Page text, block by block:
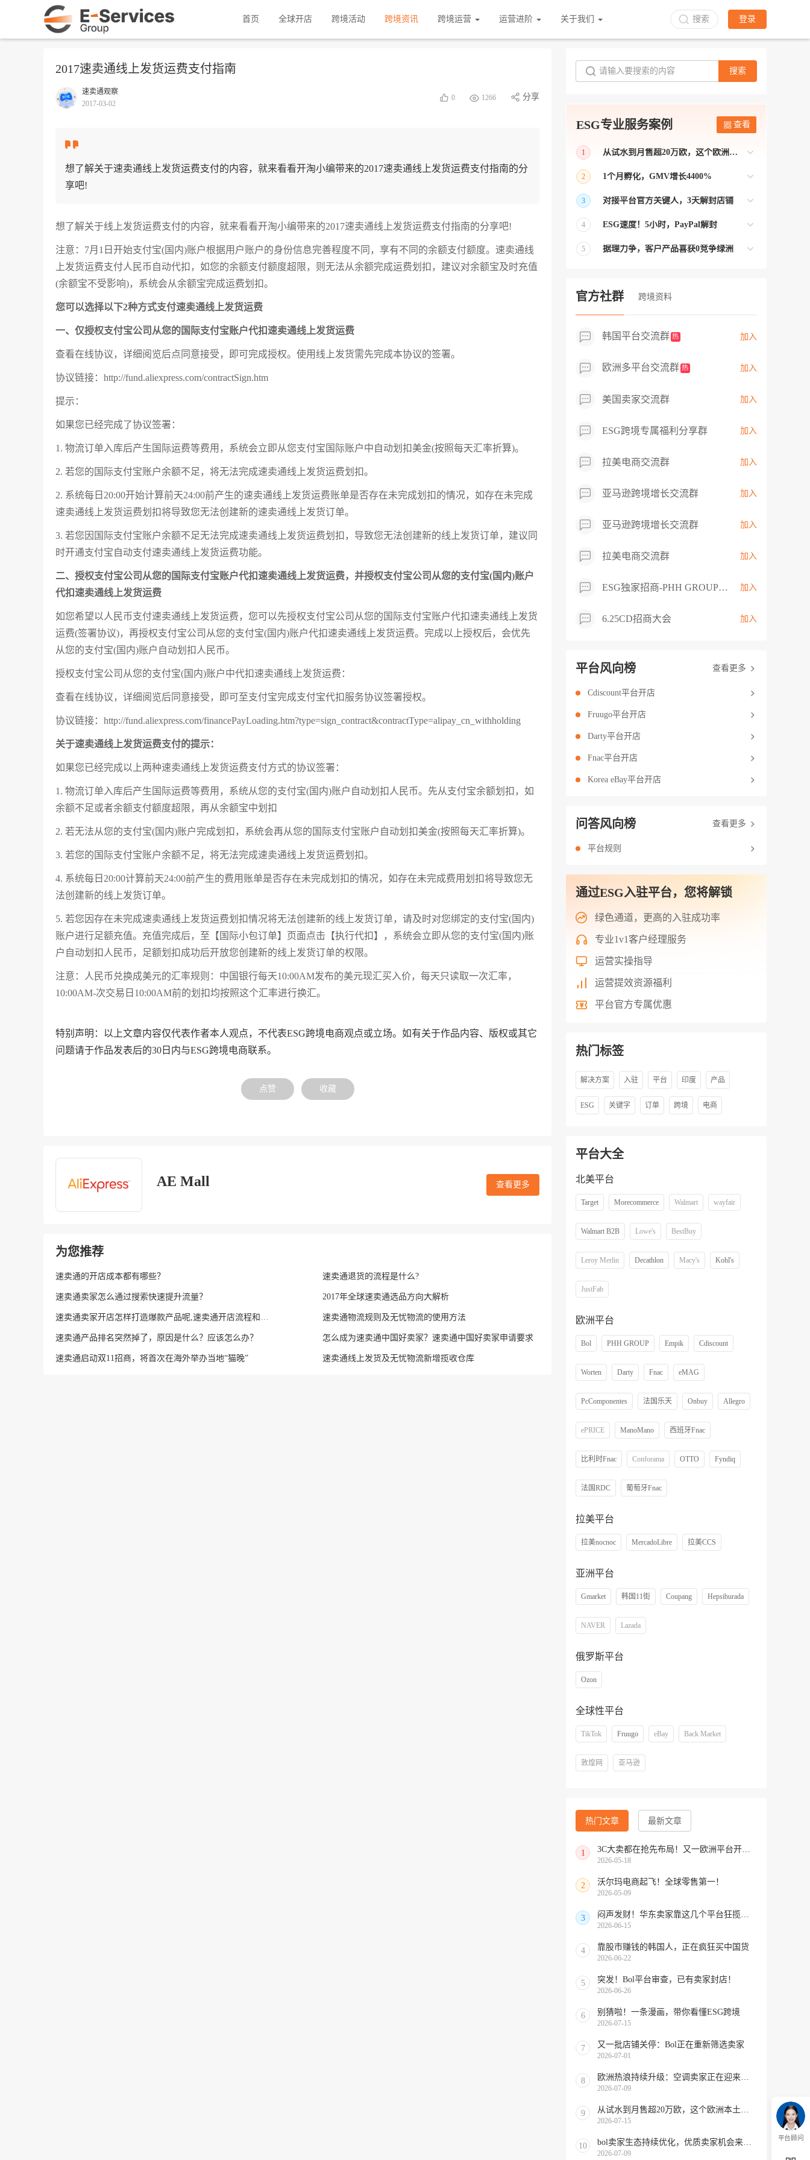
首页 全球开店 跨境活动 跨境资讯 跨境运营 运营进阶 关于我们 搜索 登录
2017速卖通线上发货运费支付指南
速卖通观察
2017-03-02
0 1266 分享
想了解关于速卖通线上发货运费支付的内容，就来看看开淘小编带来的2017速卖通线上发货运费支付指南的分
享吧!
想了解关于线上发货运费支付的内容，就来看看开淘小编带来的2017速卖通线上发货运费支付指南的分享吧!
注意：7月1日开始支付宝(国内)账户根据用户账户的身份信息完善程度不同，享有不同的余额支付额度。速卖通线
上发货运费支付人民币自动代扣，如您的余额支付额度超限，则无法从余额完成运费划扣，建议对余额宝及时充值
(余额宝不受影响)，系统会从余额宝完成运费划扣。
您可以选择以下2种方式支付速卖通线上发货运费
一、仅授权支付宝公司从您的国际支付宝账户代扣速卖通线上发货运费
查看在线协议，详细阅览后点同意接受，即可完成授权。使用线上发货需先完成本协议的签署。
协议链接：http://fund.aliexpress.com/contractSign.htm
提示：
如果您已经完成了协议签署：
1. 物流订单入库后产生国际运费等费用，系统会立即从您支付宝国际账户中自动划扣美金(按照每天汇率折算)。
2. 若您的国际支付宝账户余额不足，将无法完成速卖通线上发货运费划扣。
2. 系统每日20:00开始计算前天24:00前产生的速卖通线上发货运费账单是否存在未完成划扣的情况，如存在未完成
速卖通线上发货运费划扣将导致您无法创建新的速卖通线上发货订单。
3. 若您因国际支付宝账户余额不足无法完成速卖通线上发货运费划扣，导致您无法创建新的线上发货订单，建议同
时开通支付宝自动支付速卖通线上发货运费功能。
二、授权支付宝公司从您的国际支付宝账户代扣速卖通线上发货运费，并授权支付宝公司从您的支付宝(国内)账户
代扣速卖通线上发货运费
如您希望以人民币支付速卖通线上发货运费，您可以先授权支付宝公司从您的国际支付宝账户代扣速卖通线上发货
运费(签署协议)，再授权支付宝公司从您的支付宝(国内)账户代扣速卖通线上发货运费。完成以上授权后，会优先
从您的支付宝(国内)账户自动划扣人民币。
授权支付宝公司从您的支付宝(国内)账户中代扣速卖通线上发货运费：
查看在线协议，详细阅览后同意接受，即可至支付宝完成支付宝代扣服务协议签署授权。
协议链接：http://fund.aliexpress.com/financePayLoading.htm?type=sign_contract&contractType=alipay_cn_withholding
关于速卖通线上发货运费支付的提示：
如果您已经完成以上两种速卖通线上发货运费支付方式的协议签署：
1. 物流订单入库后产生国际运费等费用，系统从您的支付宝(国内)账户自动划扣人民币。先从支付宝余额划扣，如
余额不足或者余额支付额度超限，再从余额宝中划扣
2. 若无法从您的支付宝(国内)账户完成划扣，系统会再从您的国际支付宝账户自动划扣美金(按照每天汇率折算)。
3. 若您的国际支付宝账户余额不足，将无法完成速卖通线上发货运费划扣。
4. 系统每日20:00计算前天24:00前产生的费用账单是否存在未完成划扣的情况，如存在未完成费用划扣将导致您无
法创建新的线上发货订单。
5. 若您因存在未完成速卖通线上发货运费划扣情况将无法创建新的线上发货订单，请及时对您绑定的支付宝(国内)
账户进行足额充值。充值完成后，至【国际小包订单】页面点击【执行代扣】，系统会立即从您的支付宝(国内)账
户自动划扣人民币，足额划扣成功后开放您创建新的线上发货订单的权限。
注意：人民币兑换成美元的汇率规则：中国银行每天10:00AM发布的美元现汇买入价，每天只读取一次汇率，
10:00AM-次交易日10:00AM前的划扣均按照这个汇率进行换汇。
特别声明：以上文章内容仅代表作者本人观点，不代表ESG跨境电商观点或立场。如有关于作品内容、版权或其它
问题请于作品发表后的30日内与ESG跨境电商联系。
点赞 收藏
AE Mall 查看更多
为您推荐
速卖通的开店成本都有哪些？ 速卖通退货的流程是什么?
速卖通卖家怎么通过搜索快速提升流量？ 2017年全球速卖通选品方向大解析
速卖通卖家开店怎样打造爆款产品呢,速卖通开店流程和步骤 速卖通物流规则及无忧物流的使用方法
速卖通产品排名突然掉了，原因是什么？应该怎么办？ 怎么成为速卖通中国好卖家？速卖通中国好卖家申请要求
速卖通启动双11招商，将首次在海外举办当地“猫晚” 速卖通线上发货及无忧物流新增揽收仓库
搜索
ESG专业服务案例 查看
1
从试水到月售超20万欧，这个欧洲本土平台被低估了
2
1个月孵化，GMV增长4400%
业】 >> Gmarket卖家店铺经过ESG跨境客
3
对接平台官方关键人，3天解封店铺
跨境帮我解决了韩国平台店铺异常问题
4
ESG速度！5小时，PayPal解封
ESG拥有Paypal支付和Onbuy平台双绿通道
5
据理力争，客户产品喜获0竞争绿洲
取机会，卖家成功上架市场热卖而平台稀
缺产品，拓展了西班牙新商机！
官方社群 跨境资料
韩国平台交流群 热 加入
欧洲多平台交流群 热 加入
美国卖家交流群 加入
ESG跨境专属福利分享群 加入
拉美电商交流群 加入
亚马逊跨境增长交流群 加入
亚马逊跨境增长交流群 加入
拉美电商交流群 加入
ESG独家招商-PHH GROUP卖家交流群 加入
6.25CD招商大会 加入
平台风向榜 查看更多
Cdiscount平台开店
Fruugo平台开店
Darty平台开店
Fnac平台开店
Korea eBay平台开店
问答风向榜 查看更多
平台规则
通过ESG入驻平台，您将解锁
绿色通道，更高的入驻成功率
专业1v1客户经理服务
运营实操指导
运营提效资源福利
平台官方专属优惠
热门标签
解决方案 入驻 平台 印度 产品
ESG 关键字 订单 跨境 电商
平台大全
北美平台
Target Morecommerce Walmart wayfair
Walmart B2B Lowe's BestBuy
Leroy Merlin Decathlon Macy's Kohl's
JustFab
欧洲平台
Bol PHH GROUP Empik Cdiscount
Worten Darty Fnac eMAG
PcComponentes 法国乐天 Onbuy Allegro
ePRICE ManoMano 西班牙Fnac
比利时Fnac Conforama OTTO Fyndiq
法国RDC 葡萄牙Fnac
拉美平台
拉美nocnoc MercadoLibre 拉美CCS
亚洲平台
Gmarket 韩国11街 Coupang Hepsiburada
NAVER Lazada
俄罗斯平台
Ozon
全球性平台
TikTok Fruugo eBay Back Market
敦煌网 亚马逊
热门文章 最新文章
1 3C大卖都在抢先布局！又一欧洲平台开放中国招商
2026-05-18
2 沃尔玛电商起飞！全球零售第一！
2026-05-09
3 闷声发财！华东卖家靠这几个平台狂揽北美订单，华南机会来了！
2026-06-15
4 靠股市赚钱的韩国人，正在疯狂买中国货
2026-06-22
5 突发！Bol平台审查，已有卖家封店！
2026-06-26
6 别猜啦！一条漫画，带你看懂ESG跨境
2026-07-15
7 又一批店铺关停：Bol正在重新筛选卖家
2026-07-01
8 欧洲热浪持续升级：空调卖家正在迎来窗口期！
2026-07-09
9 从试水到月售超20万欧，这个欧洲本土平台被低估了
2026-07-15
10 bol卖家生态持续优化，优质卖家机会来啦！
2026-07-09
平台顾问